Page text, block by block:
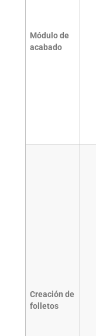
Módulo de
acabado
Creación de
folletos